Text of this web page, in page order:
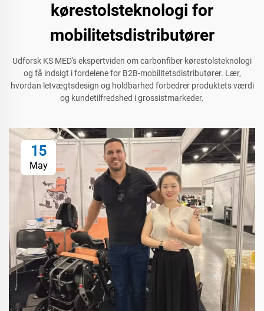
kørestolsteknologi for
mobilitetsdistributører
Udforsk KS MED's ekspertviden om carbonfiber kørestolsteknologi
og få indsigt i fordelene for B2B-mobilitetsdistributører. Lær,
hvordan letvægtsdesign og holdbarhed forbedrer produktets værdi
og kundetilfredshed i grossistmarkeder.
15
May